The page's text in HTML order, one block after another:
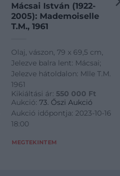
Mácsai István (1922-
2005): Mademoiselle
T.M., 1961
Olaj, vászon, 79 x 69,5 cm,
Jelezve balra lent: Mácsai;
Jelezve hátoldalon: Mlle T.M.
1961
Kikiáltási ár: 550 000 Ft
Aukció: 73. Őszi Aukció
Aukció időpontja: 2023-10-16
18:00
MEGTEKINTEM